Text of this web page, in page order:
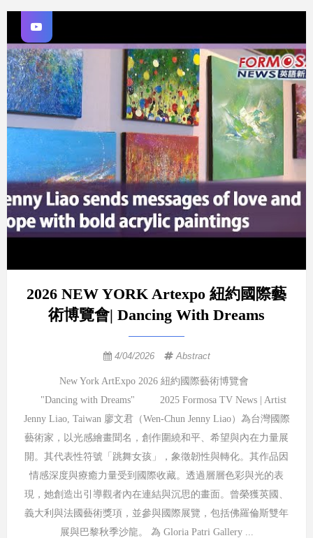
2026 NEW YORK Artexpo 紐約國際藝
術博覽會| Dancing With Dreams
4/04/2026 Abstract
New York ArtExpo 2026 紐約國際藝術博覽會
"Dancing with Dreams" 2025 Formosa TV News | Artist
Jenny Liao, Taiwan 廖文君（Wen-Chun Jenny Liao）為台灣國際
藝術家，以光感繪畫聞名，創作圍繞和平、希望與內在力量展
開。其代表性符號「跳舞女孩」，象徵韌性與轉化。其作品因
情感深度與療癒力量受到國際收藏。透過層層色彩與光的表
現，她創造出引導觀者內在連結與沉思的畫面。曾榮獲英國、
義大利與法國藝術獎項，並參與國際展覽，包括佛羅倫斯雙年
展與巴黎秋季沙龍。 為 Gloria Patri Gallery ...